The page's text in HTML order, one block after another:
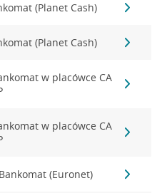
(Planet Cash)
(Planet Cash)
w placówce CA
w placówce CA
Bankomat (Euronet)